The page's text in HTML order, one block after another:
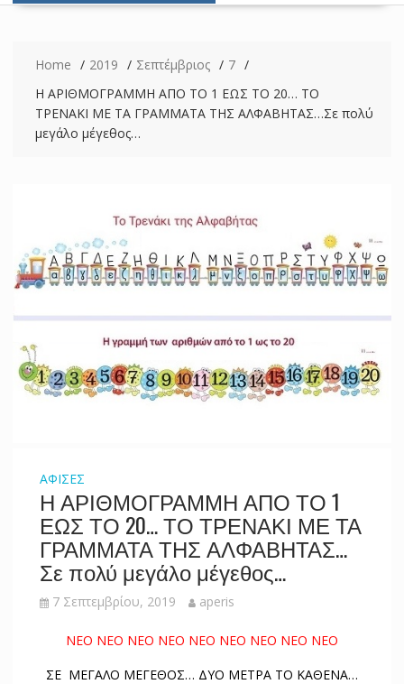
Home 2019 Σεπτέμβριος
7
Η ΑΡΙΘΜΟΓΡΑΜΜΗ ΑΠΟ ΤΟ 1 ΕΩΣ ΤΟ 20… ΤΟ
ΤΡΕΝΑΚΙ ΜΕ ΤΑ ΓΡΑΜΜΑΤΑ ΤΗΣ ΑΛΦΑΒΗΤΑΣ…Σε πολύ
μεγάλο μέγεθος…
ΑΦΙΣΕΣ
Η ΑΡΙΘΜΟΓΡΑΜΜΗ ΑΠΟ ΤΟ 1
ΕΩΣ ΤΟ 20… ΤΟ ΤΡΕΝΑΚΙ ΜΕ ΤΑ
ΓΡΑΜΜΑΤΑ ΤΗΣ ΑΛΦΑΒΗΤΑΣ…
Σε πολύ μεγάλο μέγεθος…
7 Σεπτεμβρίου, 2019 aperis
ΝΕΟ ΝΕΟ ΝΕΟ ΝΕΟ ΝΕΟ ΝΕΟ ΝΕΟ ΝΕΟ ΝΕΟ
ΣΕ ΜΕΓΑΛΟ ΜΕΓΕΘΟΣ… ΔΥΟ ΜΕΤΡΑ ΤΟ ΚΑΘΕΝΑ…